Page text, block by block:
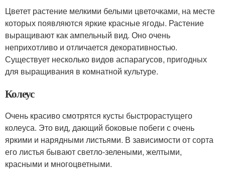
Цветет растение мелкими белыми цветочками, на месте
которых появляются яркие красные ягоды. Растение
выращивают как ампельный вид. Оно очень
неприхотливо и отличается декоративностью.
Существует несколько видов аспарагусов, пригодных
для выращивания в комнатной культуре.
Колеус
Очень красиво смотрятся кусты быстрорастущего
колеуса. Это вид, дающий боковые побеги с очень
яркими и нарядными листьями. В зависимости от сорта
его листья бывают светло-зелеными, желтыми,
красными и многоцветными.